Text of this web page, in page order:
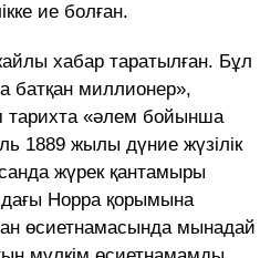
ие болған.
хабар таратылған. Бұл
батқан миллионер»,
тарихта «әлем бойынша
1889 жылы дүние жүзілік
жүрек қантамыры
Норра қорымына
өсиетнамасында мынадай